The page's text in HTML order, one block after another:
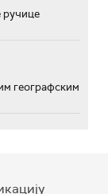
ручице
географским